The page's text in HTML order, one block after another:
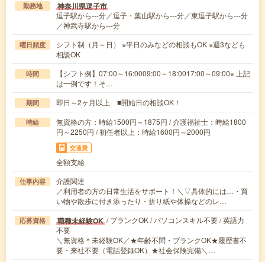
勤務地 神奈川県逗子市
逗子駅から---分／逗子・葉山駅から---分／東逗子駅から---分
／神武寺駅から---分
曜日頻度
シフト制（月～日） ※平日のみなどの相談もOK ※週3なども
相談OK
時間
【シフト例】07:00～16:0009:00～18:0017:00～09:00※ 上記
は一例です！そ…
期間 即日～2ヶ月以上 ■開始日の相談OK！
時給
無資格の方：時給1500円～1875円 / 介護福祉士：時給1800
円～2250円 / 初任者以上：時給1600円～2000円
交通費
全額支給
仕事内容
介護関連
／利用者の方の日常生活をサポート！＼▽具体的には…・買
い物や散歩に付き添ったり・折り紙や体操などのレ…
応募資格 職種未経験OK / ブランクOK / パソコンスキル不要 / 英語力
不要
＼無資格＊未経験OK／★年齢不問・ブランクOK★履歴書不
要・来社不要（電話登録OK）★社会保険完備＼…